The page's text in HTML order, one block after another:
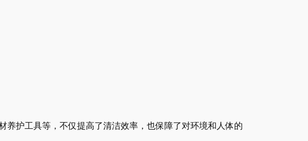
护工具等，不仅提高了清洁效率，也保障了对环境和人体的